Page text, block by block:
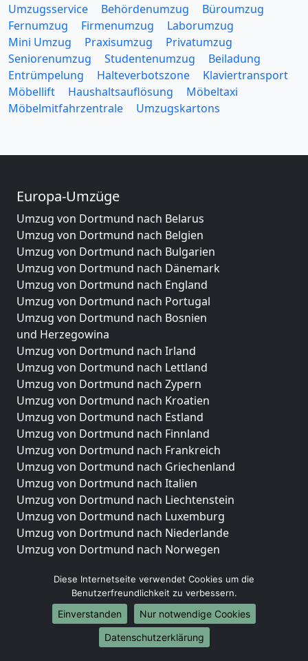
Umzugsservice Behördenumzug
Büroumzug
Fernumzug
Firmenumzug
Laborumzug
Mini Umzug
Praxisumzug
Privatumzug
Seniorenumzug
Studentenumzug
Beiladung
Entrümpelung
Halteverbotszone
Klaviertransport
Möbellift
Haushaltsauflösung
Möbeltaxi
Möbelmitfahrzentrale
Umzugskartons
Europa-Umzüge
Umzug von Dortmund nach Belarus
Umzug von Dortmund nach Belgien
Umzug von Dortmund nach Bulgarien
Umzug von Dortmund nach Dänemark
Umzug von Dortmund nach England
Umzug von Dortmund nach Portugal
Umzug von Dortmund nach Bosnien
und Herzegowina
Umzug von Dortmund nach Irland
Umzug von Dortmund nach Lettland
Umzug von Dortmund nach Zypern
Umzug von Dortmund nach Kroatien
Umzug von Dortmund nach Estland
Umzug von Dortmund nach Finnland
Umzug von Dortmund nach Frankreich
Umzug von Dortmund nach Griechenland
Umzug von Dortmund nach Italien
Umzug von Dortmund nach Liechtenstein
Umzug von Dortmund nach Luxemburg
Umzug von Dortmund nach Niederlande
Umzug von Dortmund nach Norwegen
Umzüge-Deutschlandweit
Umzug von Dortmund nach Berlin
Umzug von Dortmund nach Hamburg
Umzug von Dortmund nach München
Umzug von Dortmund nach Köln
Diese Internetseite verwendet Cookies um die
Benutzerfreundlichkeit zu verbessern.
Einverstanden
Nur notwendige Cookies
Datenschutzerklärung